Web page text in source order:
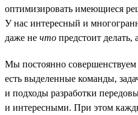
оптимизировать имеющиеся
У нас интересный и
даже не что предстоит делать, а
Мы постоянно
есть выделенные команды,
и подходы разработки
и интересными. При этом